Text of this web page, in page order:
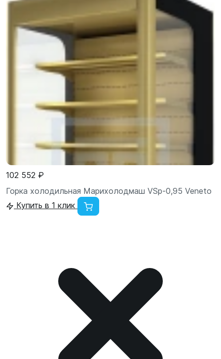
102 552 ₽
Горка холодильная Марихолодмаш VSp-0,95 Veneto
Купить в 1 клик